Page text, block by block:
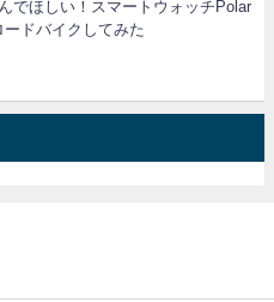
でほしい！スマートウォッチPolar
ードバイクしてみた